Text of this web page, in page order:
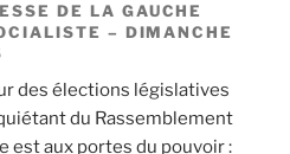
DE LA GAUCHE
– DIMANCHE
des élections législatives
du Rassemblement
est aux portes du pouvoir :